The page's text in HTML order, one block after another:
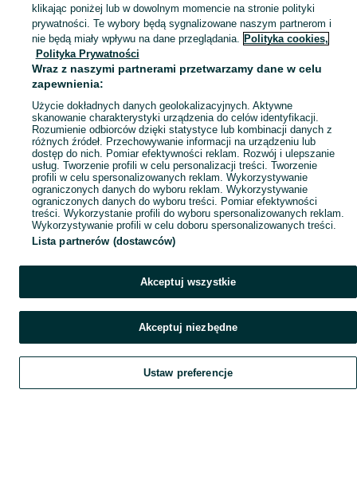
Mapa kategorii
Mapa miejscowości
Mapa ministron
Popularne wyszukiwania
Szukaj Obserwujesz Dodaj Czat Konto
klikając poniżej lub w dowolnym momencie na stronie polityki
prywatności. Te wybory będą sygnalizowane naszym partnerom i
nie będą miały wpływu na dane przeglądania. Polityka cookies,
Polityka Prywatności
Wraz z naszymi partnerami przetwarzamy dane w celu
zapewnienia:
Użycie dokładnych danych geolokalizacyjnych. Aktywne
skanowanie charakterystyki urządzenia do celów identyfikacji.
Rozumienie odbiorców dzięki statystyce lub kombinacji danych z
różnych źródeł. Przechowywanie informacji na urządzeniu lub
dostęp do nich. Pomiar efektywności reklam. Rozwój i ulepszanie
usług. Tworzenie profili w celu personalizacji treści. Tworzenie
profili w celu spersonalizowanych reklam. Wykorzystywanie
ograniczonych danych do wyboru reklam. Wykorzystywanie
ograniczonych danych do wyboru treści. Pomiar efektywności
treści. Wykorzystanie profili do wyboru spersonalizowanych reklam.
Wykorzystywanie profili w celu doboru spersonalizowanych treści.
Lista partnerów (dostawców)
Akceptuj wszystkie
Akceptuj niezbędne
Ustaw preferencje